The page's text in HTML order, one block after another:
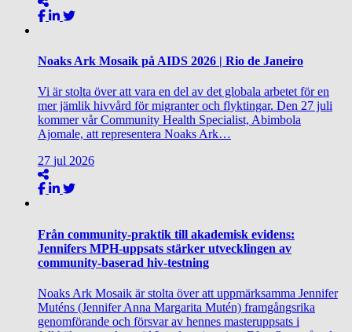
Noaks Ark Mosaik på AIDS 2026 | Rio de Janeiro
Vi är stolta över att vara en del av det globala arbetet för en
mer jämlik hivvård för migranter och flyktingar. Den 27 juli
kommer vår Community Health Specialist, Abimbola
Ajomale, att representera Noaks Ark…
27 jul 2026
Från community‑praktik till akademisk evidens:
Jennifers MPH‑uppsats stärker utvecklingen av
community‑baserad hiv‑testning
Noaks Ark Mosaik är stolta över att uppmärksamma Jennifer
Muténs (Jennifer Anna Margarita Mutén) framgångsrika
genomförande och försvar av hennes masteruppsats i